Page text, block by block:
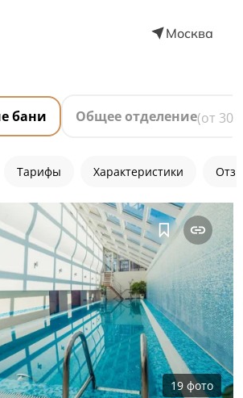
Москва
бани Общее отделение(от 300
Тарифы Характеристики
19 фото